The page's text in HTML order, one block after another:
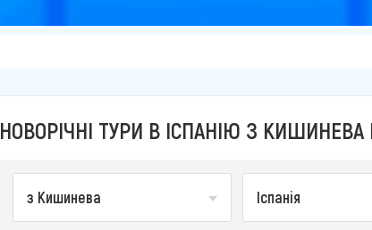
НОВОРІЧНІ ТУРИ В ІСПАНІЮ З КИШИНЕВА
з Кишинева Іспанія